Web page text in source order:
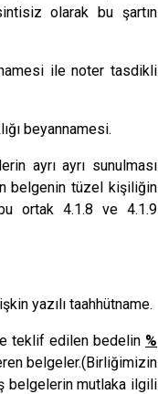
olarak bu şartın
ile noter tasdikli
beyannamesi.
ayrı ayrı sunulması
belgenin tüzel kişiliğin
ortak 4.1.8 ve 4.1.9
yazılı taahhütname.
teklif edilen bedelin %
belgeler.(Birliğimizin
belgelerin mutlaka ilgili